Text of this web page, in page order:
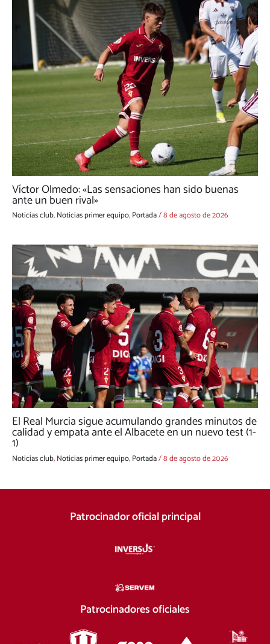
Víctor Olmedo: «Las sensaciones han sido buenas
ante un buen rival»
Noticias club,Noticias primer equipo,Portada/8 de agosto de 2026
El Real Murcia sigue acumulando grandes minutos de
calidad y empata ante el Albacete en un nuevo test (1-
1)
Noticias club,Noticias primer equipo,Portada/8 de agosto de 2026
Patrocinador oficial principal
Patrocinadores oficiales